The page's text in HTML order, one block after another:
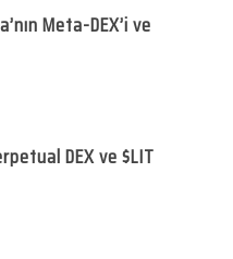
Meta-DEX’i ve
DEX ve $LIT